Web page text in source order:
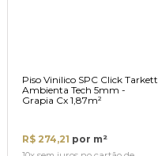
Piso Vinilico SPC Click Tarkett
Ambienta Tech 5mm -
Grapia Cx 1,87m²
R$ 274,21 por m²